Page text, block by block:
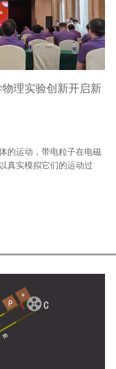
理实验创新开启新
的运动，带电粒子在电磁
真实模拟它们的运动过